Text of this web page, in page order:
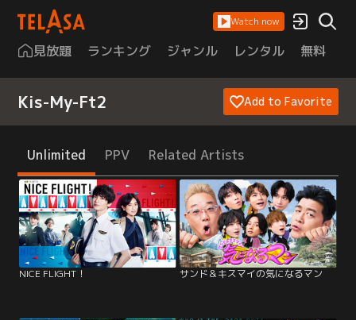
Watch now
見放題 ランキング ジャンル レンタル 無料
Kis-My-Ft2 Add to Favorite
Unlimited PPV Related Artists
NICE FLIGHT！ サンド＆キスマイの気になるマン